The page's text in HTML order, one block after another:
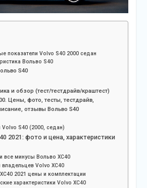
показатели Volvo S40 2000 седан
Вольво S40
S40
и обзор (тест/тестдрайв/краштест)
Цены, фото, тесты, тестдрайв,
отзывы Вольво S40
S40 (2000, седан)
2021: фото и цена, характеристики
все минусы Вольво ХС40
Volvo XC40
2021 цены и комплектации
характеристики Volvo XC40